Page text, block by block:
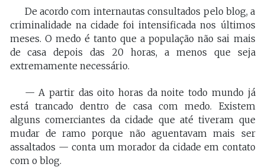
De acordo com internautas consultados pelo blog, a
criminalidade na cidade foi intensificada nos últimos
meses. O medo é tanto que a população não sai mais
de casa depois das 20 horas, a menos que seja
extremamente necessário.
— A partir das oito horas da noite todo mundo já
está trancado dentro de casa com medo. Existem
alguns comerciantes da cidade que até tiveram que
mudar de ramo porque não aguentavam mais ser
assaltados — conta um morador da cidade em contato
com o blog.